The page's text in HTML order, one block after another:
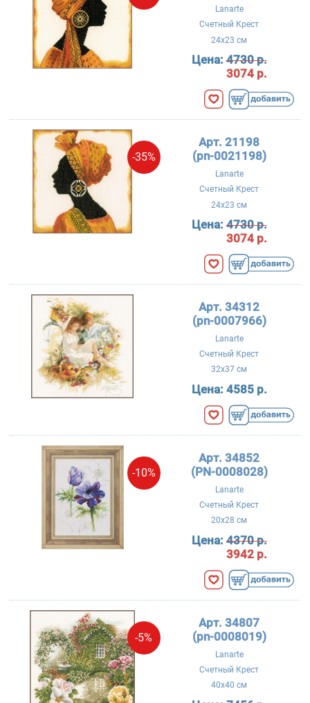
Lanarte
Счетный Крест
24x23 см
Цена:4730 р.
3074 р.
-35%
Арт. 21198
(pn-0021198)
Lanarte
Счетный Крест
24x23 см
Цена:4730 р.
3074 р.
Арт. 34312
(pn-0007966)
Lanarte
Счетный Крест
32x37 см
Цена: 4585 р.
-10%
Арт. 34852
(PN-0008028)
Lanarte
Счетный Крест
20x28 см
Цена:4370 р.
3942 р.
-5%
Арт. 34807
(pn-0008019)
Lanarte
Счетный Крест
40x40 см